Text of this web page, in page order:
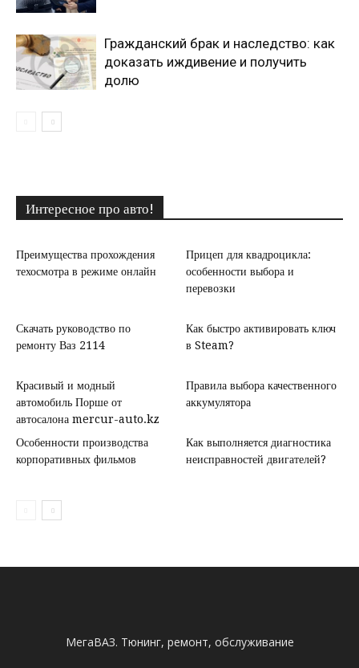
Гражданский брак и наследство: как
доказать иждивение и получить
долю
Интересное про авто!
Преимущества прохождения
техосмотра в режиме онлайн
Прицеп для квадроцикла:
особенности выбора и
перевозки
Скачать руководство по
ремонту Ваз 2114
Как быстро активировать ключ
в Steam?
Красивый и модный
автомобиль Порше от
автосалона mercur-auto.kz
Правила выбора качественного
аккумулятора
Особенности производства
корпоративных фильмов
Как выполняется диагностика
неисправностей двигателей?
МегаВАЗ. Тюнинг, ремонт, обслуживание